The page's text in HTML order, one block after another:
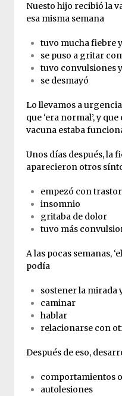
Nuesto hijo recibió la
esa misma semana
tuvo mucha fiebre
se puso a gritar
tuvo convulsiones
se desmayó
Lo llevamos a
que ‘era normal’, y
vacuna estaba
Unos días después, la
aparecieron otros
empezó con
insomnio
gritaba de dolor
tuvo más
A las pocas semanas,
podía
sostener la mirada
caminar
hablar
relacionarse con
Después de eso,
comportamientos
autolesiones